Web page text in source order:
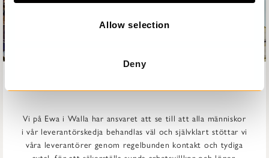
o
n
Allow selection
Deny
Vi på Ewa i Walla har ansvaret att se till att alla människor
i vår leverantörskedja behandlas väl och självklart stöttar vi
våra leverantörer genom regelbunden kontakt och tydiga